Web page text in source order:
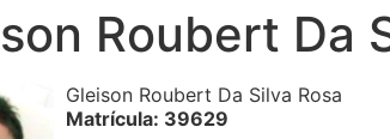
Roubert Da
Gleison Roubert Da Silva Rosa
Matrícula: 39629